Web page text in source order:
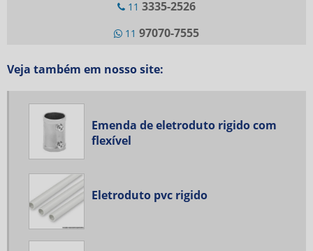
CONDULETE DUPLO DAISA
ABRAÇADEIRA BC DAISA
CAIXA DE PASSAGEM DAISA 20X20
CAIXA DE DISTRIBUIÇÃO DAISA
CONDULETE ALUMINIO MULTIPLO
CAIXA DE PASSAGEM PISO ALUMINIO
CONDULETE BIPARTIDO DAISA
CONDULETE REDONDO DAISA
11 3335-2526
11 97070-7555
Veja também em nosso site:
Emenda de eletroduto rigido com
flexível
Eletroduto pvc rigido